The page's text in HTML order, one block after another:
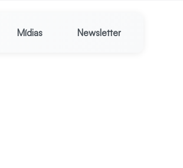
Mídias Newsletter